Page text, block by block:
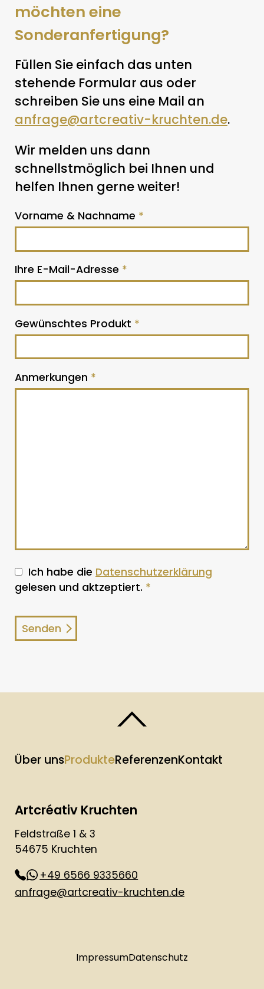
möchten eine
Sonderanfertigung?
Füllen Sie einfach das unten
stehende Formular aus oder
schreiben Sie uns eine Mail an
anfrage@artcreativ-kruchten.de.
Wir melden uns dann
schnellstmöglich bei Ihnen und
helfen Ihnen gerne weiter!
Vorname & Nachname *
Ihre E-Mail-Adresse *
Gewünschtes Produkt *
Anmerkungen *
Ich habe die Datenschutzerklärung
gelesen und aktzeptiert. *
Artcréativ Kruchten
Feldstraße 1 & 3
54675 Kruchten
+49 6566 9335660
anfrage@artcreativ-kruchten.de
Über unsProdukteReferenzenKontakt
ImpressumDatenschutz